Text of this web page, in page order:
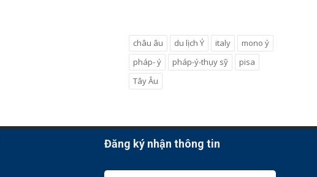
châu âu du lịch Ý italy
mono ý
pháp- ý
pháp-ý-thụy sỹ
pisa
Tây Âu
Đăng ký nhận thông tin